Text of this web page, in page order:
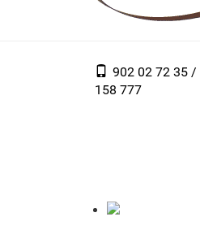
902 02 72 35 /
158 777